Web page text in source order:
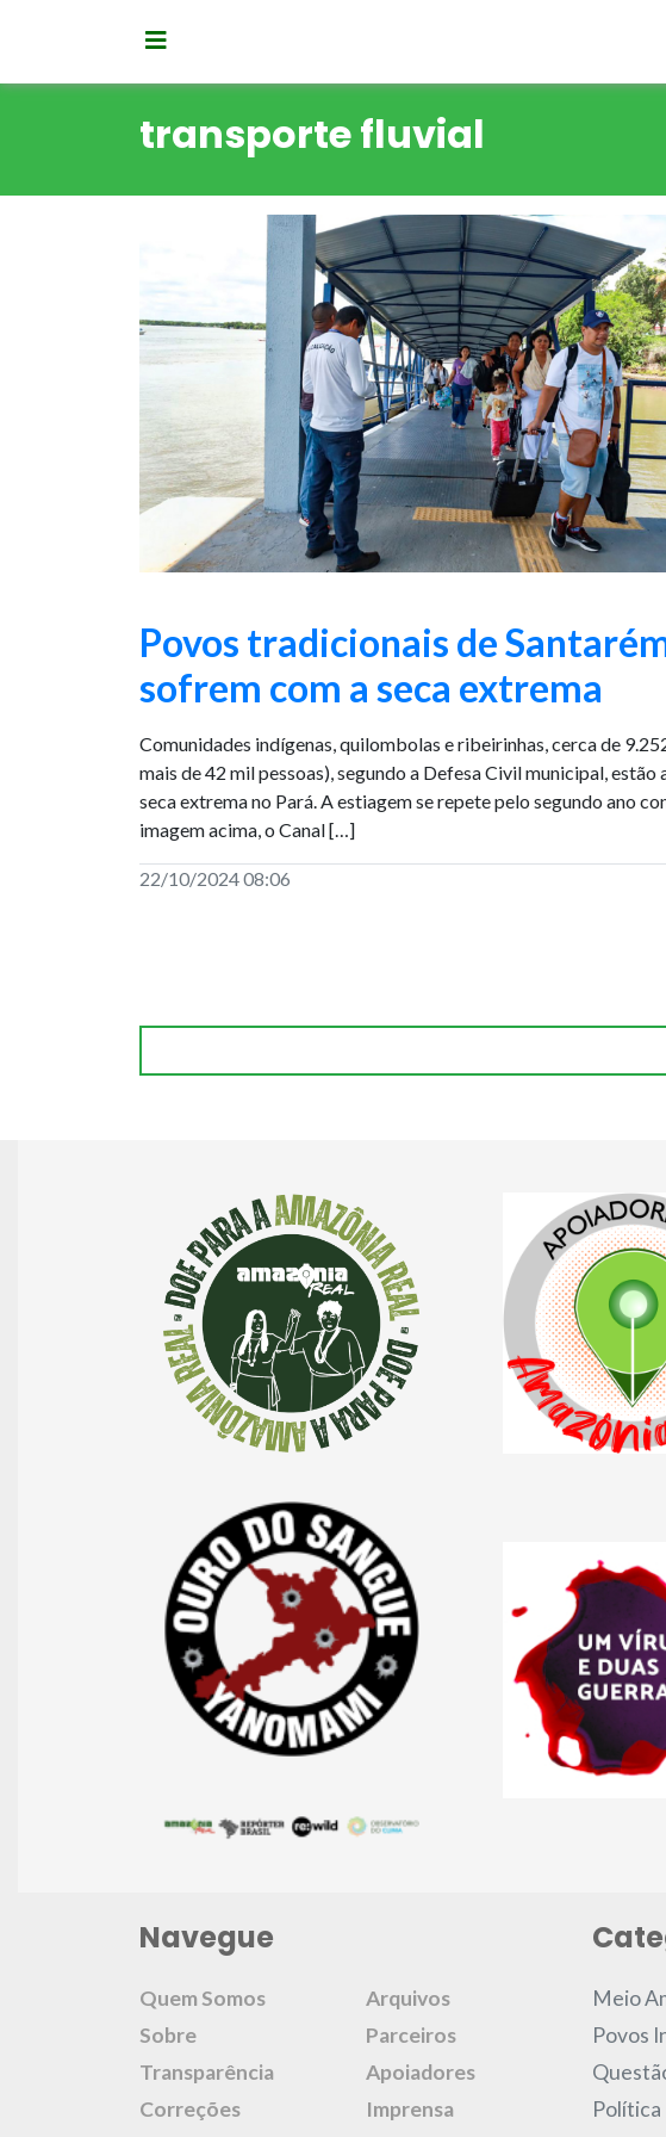
transporte fluvial
Povos tradicionais de
sofrem com a seca extrema
Comunidades indígenas, quilombolas e ribeirinhas, cerca de
mais de 42 mil pessoas), segundo a Defesa Civil municipal, estão
seca extrema no Pará. A estiagem se repete pelo segundo ano
imagem acima, o Canal […]
22/10/2024 08:06
Navegue
Quem Somos
Sobre
Transparência
Correções
Arquivos
Parceiros
Apoiadores
Imprensa
Meio
Povos
Política